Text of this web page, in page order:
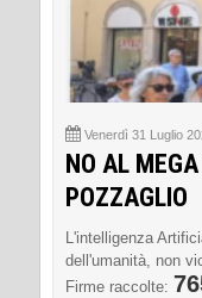
Venerdì 31 Luglio
NO AL
POZZAGLIO
L'intelligenza
dell'umanità, non
Firme raccolte: